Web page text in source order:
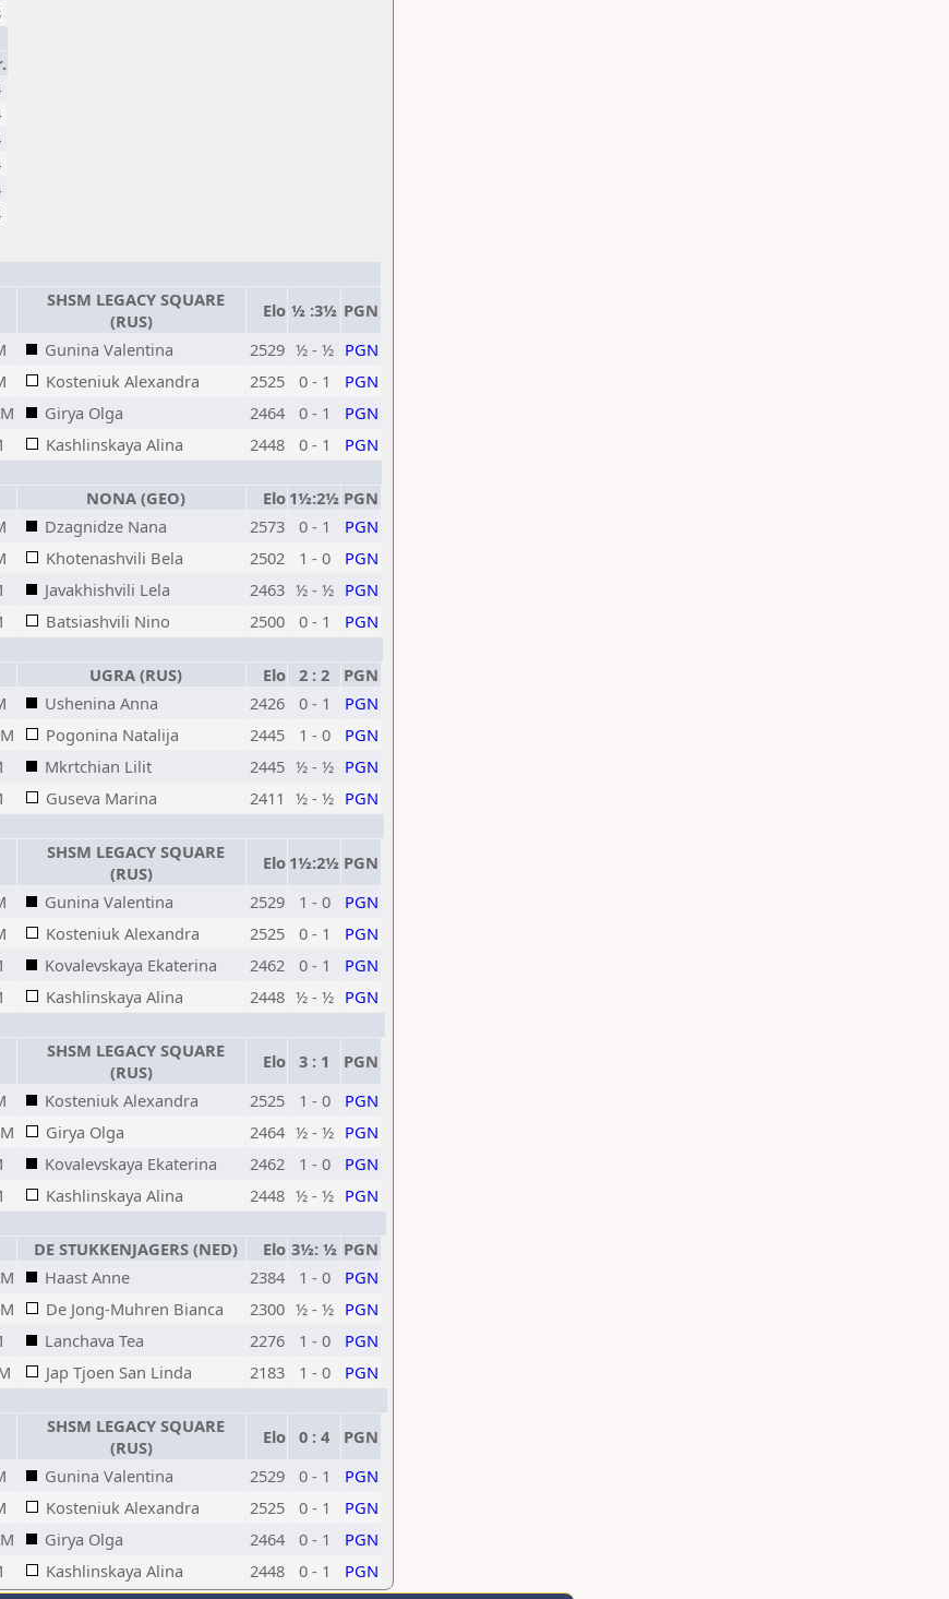
SHSM LEGACY SQUARE
(RUS)
Elo ½ :3½ PGN
Gunina Valentina 2529 ½ - ½ PGN
Kosteniuk Alexandra 2525 0 - 1
PGN
Girya Olga 2464 0 - 1
PGN
Kashlinskaya Alina 2448 0 - 1
PGN
NONA (GEO) Elo 1½:2½ PGN
Dzagnidze Nana 2573 0 - 1
PGN
Khotenashvili Bela 2502 1 - 0
PGN
Javakhishvili Lela 2463 ½ - ½ PGN
Batsiashvili Nino 2500 0 - 1
PGN
UGRA (RUS) Elo 2 : 2
PGN
Ushenina Anna 2426 0 - 1
PGN
Pogonina Natalija 2445 1 - 0
PGN
Mkrtchian Lilit 2445 ½ - ½ PGN
Guseva Marina 2411 ½ - ½ PGN
SHSM LEGACY SQUARE
(RUS)
Elo 1½:2½ PGN
Gunina Valentina 2529 1 - 0
PGN
Kosteniuk Alexandra 2525 0 - 1
PGN
Kovalevskaya Ekaterina 2462 0 - 1
PGN
Kashlinskaya Alina 2448 ½ - ½ PGN
SHSM LEGACY SQUARE
(RUS)
Elo 3 : 1
PGN
Kosteniuk Alexandra 2525 1 - 0
PGN
Girya Olga 2464 ½ - ½ PGN
Kovalevskaya Ekaterina 2462 1 - 0
PGN
Kashlinskaya Alina 2448 ½ - ½ PGN
DE STUKKENJAGERS (NED) Elo 3½: ½ PGN
Haast Anne 2384 1 - 0
PGN
De Jong-Muhren Bianca 2300 ½ - ½ PGN
Lanchava Tea 2276 1 - 0
PGN
Jap Tjoen San Linda 2183 1 - 0
PGN
SHSM LEGACY SQUARE
(RUS)
Elo 0 : 4
PGN
Gunina Valentina 2529 0 - 1
PGN
Kosteniuk Alexandra 2525 0 - 1
PGN
Girya Olga 2464 0 - 1
PGN
Kashlinskaya Alina 2448 0 - 1 PGN